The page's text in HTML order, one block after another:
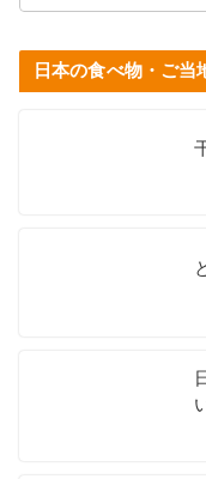
日本の食べ物・ご当